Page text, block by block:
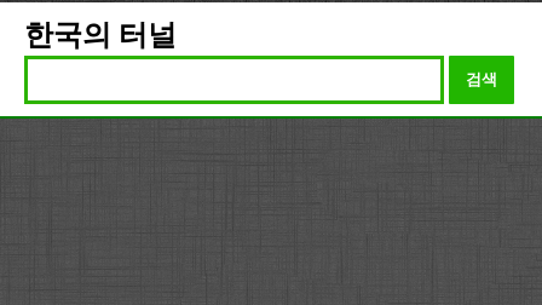
한국의 터널
검색